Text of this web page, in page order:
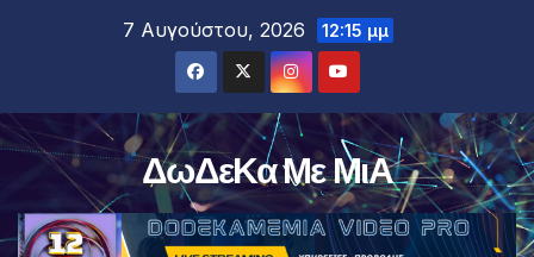
7 Αυγούστου, 2026 12:15 μμ
ΔωΔεΚα Με ΜιΑ